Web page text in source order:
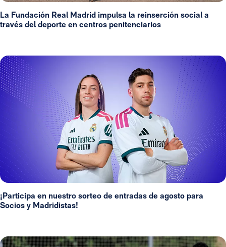
La Fundación Real Madrid impulsa la reinserción social a
través del deporte en centros penitenciarios
¡Participa en nuestro sorteo de entradas de agosto para
Socios y Madridistas!